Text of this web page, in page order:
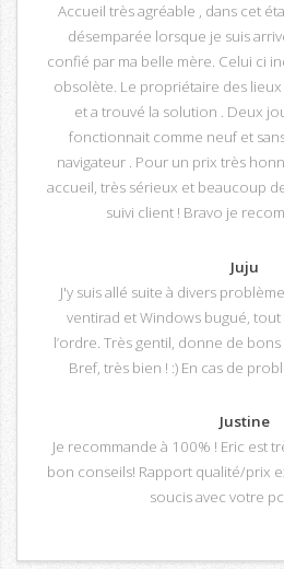
Accueil très agréable , dans cet
désemparée lorsque je suis
confié par ma belle mère. Celui ci
obsolète. Le propriétaire des lieux
et a trouvé la solution . Deux
fonctionnait comme neuf et
navigateur . Pour un prix très
accueil, très sérieux et beaucoup
suivi client ! Bravo je
Juju
J'y suis allé suite à divers
ventirad et Windows bugué,
l’ordre. Très gentil, donne de
Bref, très bien ! :) En cas de
Justine
Je recommande à 100% ! Eric est
bon conseils! Rapport qualité/prix
soucis avec votre